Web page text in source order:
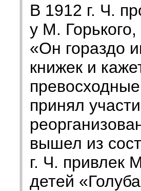
В 1912 г. Ч.
у М.
«Он гораздо
книжек и
принял
вышел из
г. Ч. привлек
детей